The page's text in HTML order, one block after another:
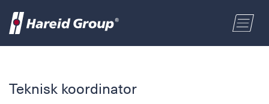
Teknisk koordinator